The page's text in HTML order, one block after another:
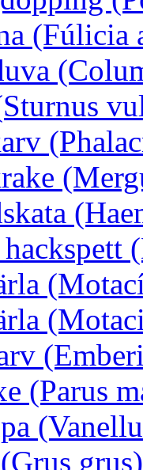
(Fúlicia
(Parus
grus)